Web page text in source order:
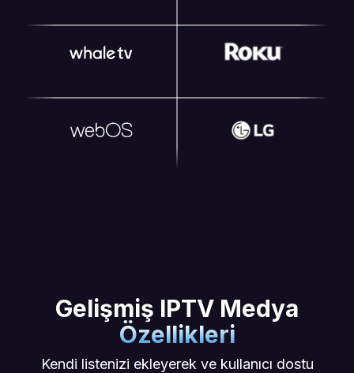
Gelişmiş IPTV Medya
Özellikleri
Kendi listenizi ekleyerek ve kullanıcı dostu